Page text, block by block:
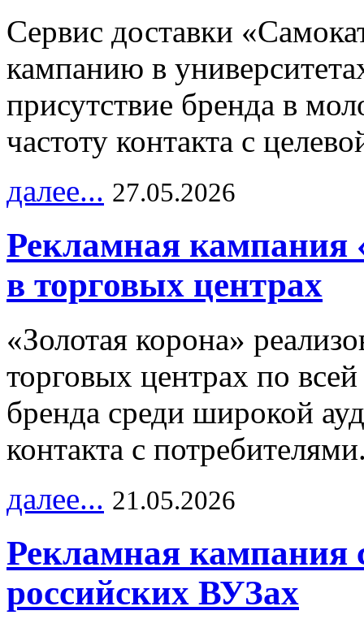
Сервис доставки
кампанию в
присутствие бренда в
частоту контакта с
далее... 27.05.2026
Рекламная кампания
в торговых центрах
«Золотая корона»
торговых центрах по
бренда среди широкой
контакта с
далее... 21.05.2026
Рекламная кампания
российских ВУЗах